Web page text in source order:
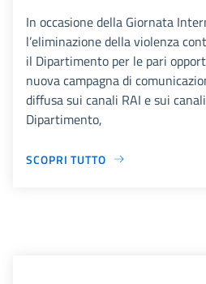
In occasione della Giornata
l’eliminazione della violenza
il Dipartimento per le pari
nuova campagna di
diffusa sui canali RAI e sui
Dipartimento,
SCOPRI TUTTO